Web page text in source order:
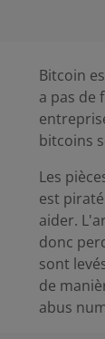
Bitcoin
a pas de
bitcoins
Les
est
aider.
donc
sont
de
abus